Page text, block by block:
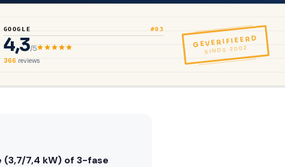
GOOGLE #03
4,3/5
366 reviews
GEVERIFIEERD
SINDS 2002
7,4 kW) of 3-fase